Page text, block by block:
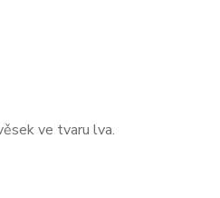
ve tvaru lva.